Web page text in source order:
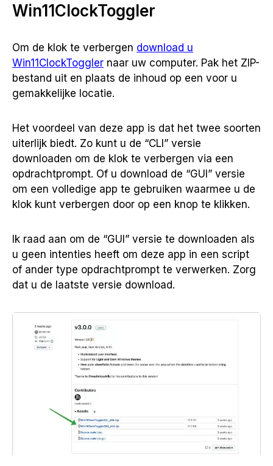
Win11ClockToggler
Om de klok te verbergen download u
Win11ClockToggler naar uw computer. Pak het ZIP-
bestand uit en plaats de inhoud op een voor u
gemakkelijke locatie.
Het voordeel van deze app is dat het twee soorten
uiterlijk biedt. Zo kunt u de “CLI” versie
downloaden om de klok te verbergen via een
opdrachtprompt. Of u download de “GUI” versie
om een volledige app te gebruiken waarmee u de
klok kunt verbergen door op een knop te klikken.
Ik raad aan om de “GUI” versie te downloaden als
u geen intenties heeft om deze app in een script
of ander type opdrachtprompt te verwerken. Zorg
dat u de laatste versie download.